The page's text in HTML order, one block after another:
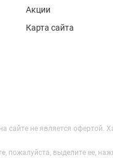
Акции
Карта сайта
сайте не является офертой.
пожалуйста, выделите ее,